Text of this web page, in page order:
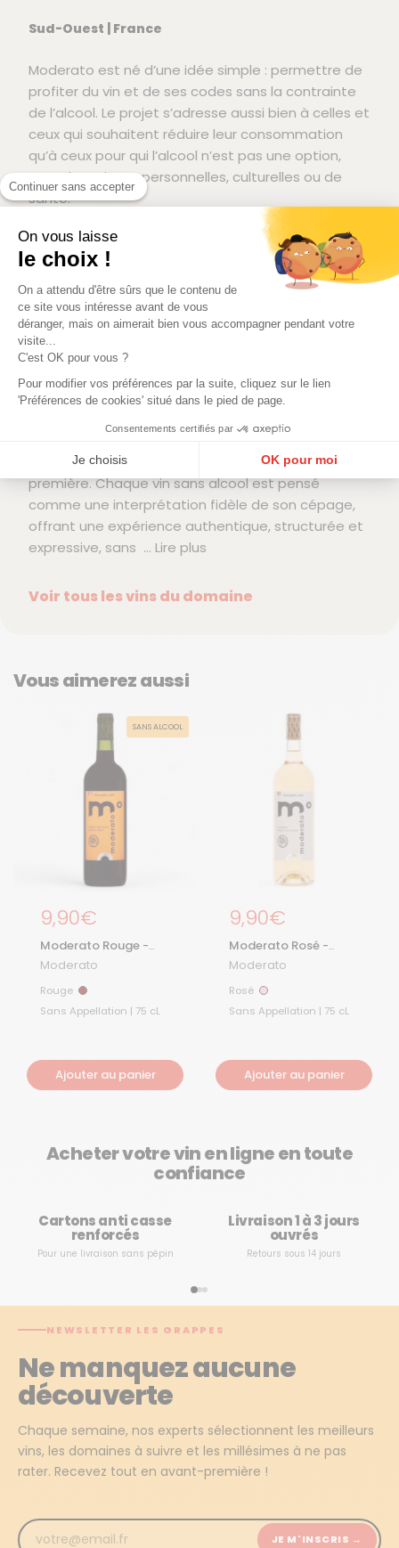
Continuer sans accepter
On vous laisse
le choix !
On a attendu d'être sûrs que le contenu de
ce site vous intéresse avant de vous
déranger, mais on aimerait bien vous accompagner pendant votre
visite...
C'est OK pour vous ?
Pour modifier vos préférences par la suite, cliquez sur le lien
'Préférences de cookies' situé dans le pied de page.
Consentements certifiés par
Je choisis OK pour moi
Axeptio consent
Plateforme de Gestion du Consentement : Personnalisez vos Options
Notre plateforme vous permet d'adapter et de gérer vos paramètres de confidentialité, en
Sud-Ouest | France
Moderato est né d’une idée simple : permettre de
profiter du vin et de ses codes sans la contrainte
de l’alcool. Le projet s’adresse aussi bien à celles et
ceux qui souhaitent réduire leur consommation
qu’à ceux pour qui l’alcool n’est pas une option,
pour des raisons personnelles, culturelles ou de
santé.
Fondée en 2020 par Fabien et Sébastien, la maison
Moderato s’appuie sur un véritable savoir-faire
viticole. Les vins sont élaborés à partir de cépages
soigneusement sélectionnés en Gascogne et
dans le Sud-Ouest, avec un travail approfondi en
amont avec les vignerons. Le temps, la
dégustation et l’assemblage sont au cœur du
processus, avec une recherche constante
d’équilibre, de texture et de justesse aromatique.
Les cuvées Moderato revendiquent une approche
respectueuse des terroirs et de la matière
première. Chaque vin sans alcool est pensé
comme une interprétation fidèle de son cépage,
offrant une expérience authentique, structurée et
expressive, sans ... Lire plus
Voir tous les vins du domaine
Vous aimerez aussi
SANS ALCOOL
Prix régulier
9,90€
Moderato Rouge -
Cuvée Originale
Moderato
Rouge Rouge
Sans Appellation | 75 cL
Ajouter au panier
Prix régulier
9,90€
Moderato Rosé -
Cuvée Originale
Moderato
Rosé Rosé
Sans Appellation | 75 cL
Ajouter au panier
Acheter votre vin en ligne en toute
confiance
Cartons anti casse
renforcés
Pour une livraison sans pépin
Livraison 1 à 3 jours
ouvrés
Retours sous 14 jours
NEWSLETTER LES GRAPPES
Ne manquez aucune
découverte
Chaque semaine, nos experts sélectionnent les meilleurs
vins, les domaines à suivre et les millésimes à ne pas
rater. Recevez tout en avant-première !
JE M'INSCRIS →